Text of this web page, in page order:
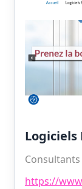
Logiciels
https://